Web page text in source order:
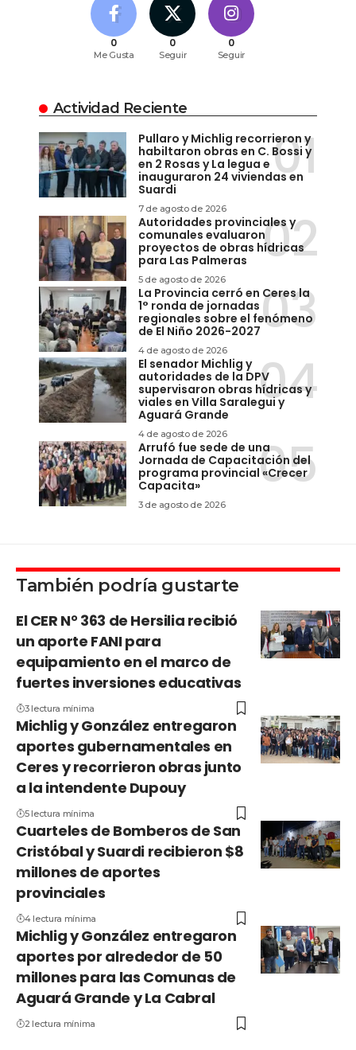
0
Me Gusta
0
Seguir
0
Seguir
Actividad Reciente
Pullaro y Michlig recorrieron y
habiltaron obras en C. Bossi y
en 2 Rosas y La legua e
inauguraron 24 viviendas en
Suardi
7 de agosto de 2026
Autoridades provinciales y
comunales evaluaron
proyectos de obras hídricas
para Las Palmeras
5 de agosto de 2026
La Provincia cerró en Ceres la
1° ronda de jornadas
regionales sobre el fenómeno
de El Niño 2026-2027
4 de agosto de 2026
El senador Michlig y
autoridades de la DPV
supervisaron obras hídricas y
viales en Villa Saralegui y
Aguará Grande
4 de agosto de 2026
Arrufó fue sede de una
Jornada de Capacitación del
programa provincial «Crecer
Capacita»
3 de agosto de 2026
También podría gustarte
El CER N° 363 de Hersilia recibió
un aporte FANI para
equipamiento en el marco de
fuertes inversiones educativas
3 lectura mínima
Michlig y González entregaron
aportes gubernamentales en
Ceres y recorrieron obras junto
a la intendente Dupouy
5 lectura mínima
Cuarteles de Bomberos de San
Cristóbal y Suardi recibieron $8
millones de aportes
provinciales
4 lectura mínima
Michlig y González entregaron
aportes por alrededor de 50
millones para las Comunas de
Aguará Grande y La Cabral
2 lectura mínima